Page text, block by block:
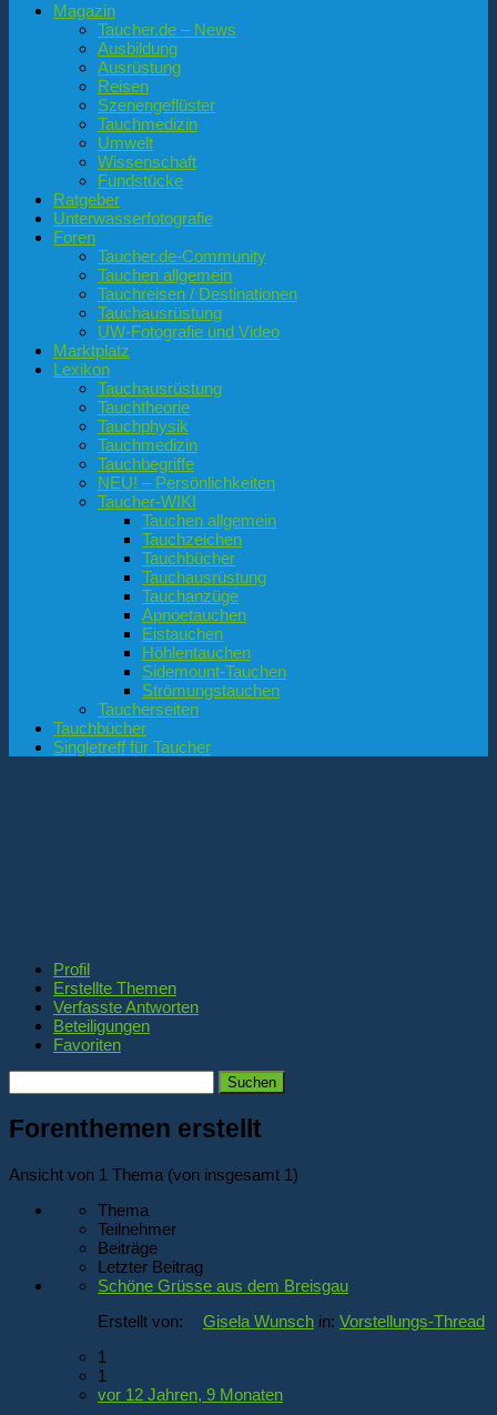
Magazin
Taucher.de – News
Ausbildung
Ausrüstung
Reisen
Szenengeflüster
Tauchmedizin
Umwelt
Wissenschaft
Fundstücke
Ratgeber
Unterwasserfotografie
Foren
Taucher.de-Community
Tauchen allgemein
Tauchreisen / Destinationen
Tauchausrüstung
UW-Fotografie und Video
Marktplatz
Lexikon
Tauchausrüstung
Tauchtheorie
Tauchphysik
Tauchmedizin
Tauchbegriffe
NEU! – Persönlichkeiten
Taucher-WIKI
Tauchen allgemein
Tauchzeichen
Tauchbücher
Tauchausrüstung
Tauchanzüge
Apnoetauchen
Eistauchen
Höhlentauchen
Sidemount-Tauchen
Strömungstauchen
Taucherseiten
Tauchbücher
Singletreff für Taucher
Profil
Erstellte Themen
Verfasste Antworten
Beteiligungen
Favoriten
suchen:
Forenthemen erstellt
Ansicht von 1 Thema (von insgesamt 1)
Thema
Teilnehmer
Beiträge
Letzter Beitrag
Schöne Grüsse aus dem Breisgau
Erstellt von:
Gisela Wunsch in: Vorstellungs-Thread
1
1
vor 12 Jahren, 9 Monaten